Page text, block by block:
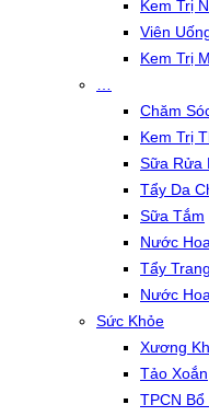
Kem Trị
Viên
Kem Trị
Chăm
Kem Trị
Sữa Rửa
Tẩy Da
Sữa Tắm
Nước
Tẩy Trang
Nước Hoa
Sức Khỏe
Xương
Tảo Xoắn
TPCN Bổ